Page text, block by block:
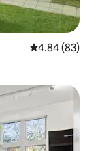
평점 4.84점(5
4.84 (83)